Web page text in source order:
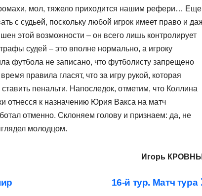
мол, тяжело приходится нашим рефери… Еще
с судьей, поскольку любой игрок имеет право и
этой возможности – он всего лишь контролирует
судей – это вполне нормально, а игроку
футбола не записано, что футболисту запрещено
правила гласят, что за игру рукой, которая
пенальти. Напоследок, отметим, что Коллина
отнесся к назначению Юрия Вакса на матч
отменно. Склоняем голову и признаем: да, не
молодцом.
Игорь
16-й тур. Матч тура